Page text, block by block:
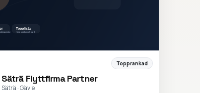
Topprankad
Säträ Flyttfirma Partner
Säträ · Gävle